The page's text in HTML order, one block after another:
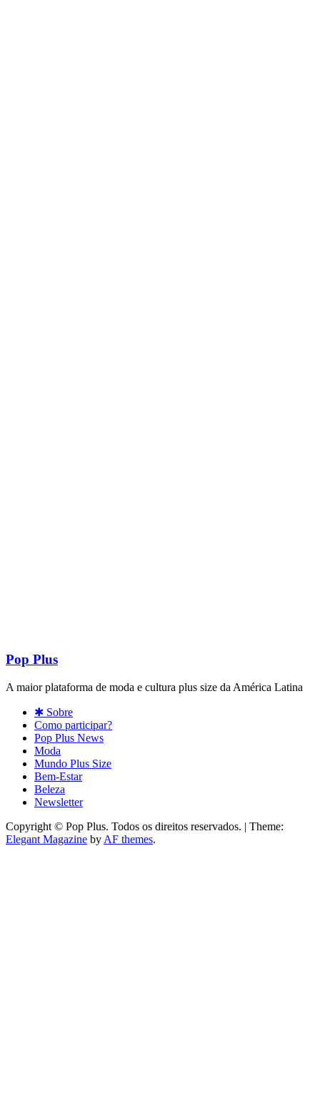
Pop Plus
A maior plataforma de moda e cultura plus size da América Latina
✱ Sobre
Como participar?
Pop Plus News
Moda
Mundo Plus Size
Bem-Estar
Beleza
Newsletter
Copyright © Pop Plus. Todos os direitos reservados. | Theme:
Elegant Magazine by AF themes.